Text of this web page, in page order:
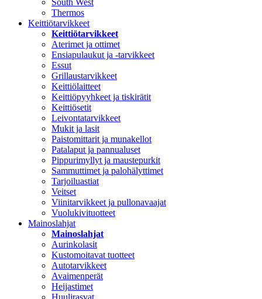
South West
Thermos
Keittiötarvikkeet
Keittiötarvikkeet
Aterimet ja ottimet
Ensiapulaukut ja -tarvikkeet
Essut
Grillaustarvikkeet
Keittiölaitteet
Keittiöpyyhkeet ja tiskirätit
Keittiösetit
Leivontatarvikkeet
Mukit ja lasit
Paistomittarit ja munakellot
Patalaput ja pannualuset
Pippurimyllyt ja maustepurkit
Sammuttimet ja palohälyttimet
Tarjoiluastiat
Veitset
Viinitarvikkeet ja pullonavaajat
Vuolukivituotteet
Mainoslahjat
Mainoslahjat
Aurinkolasit
Kustomoitavat tuotteet
Autotarvikkeet
Avaimenperät
Heijastimet
Huulirasvat